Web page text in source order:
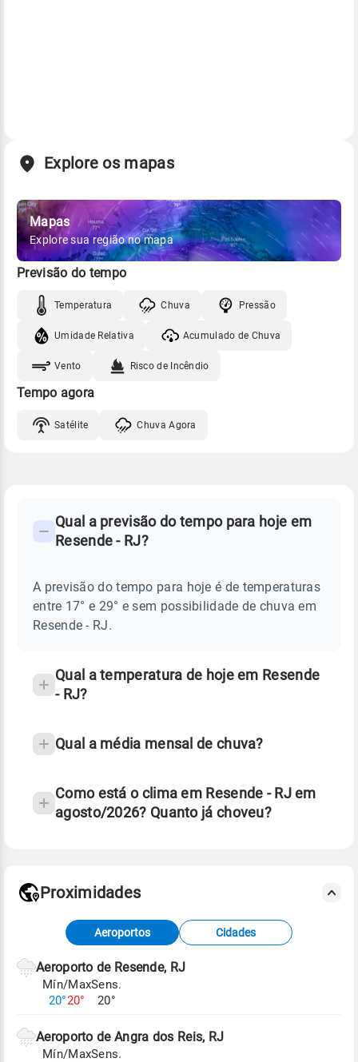
Explore os mapas
Mapas
Explore sua região no mapa
Previsão do tempo
Temperatura Chuva Pressão
Umidade Relativa Acumulado de Chuva
Vento Risco de Incêndio
Tempo agora
Satélite Chuva Agora
PREVISÃO
TEMPO
RESENDE
Perguntas
sobre
chuva
Qual a previsão do tempo para hoje em
Resende - RJ?
A previsão do tempo para hoje é de temperaturas
entre 17° e 29° e sem possibilidade de chuva em
Resende - RJ.
Qual a temperatura de hoje em Resende
- RJ?
Qual a média mensal de chuva?
Como está o clima em Resende - RJ em
agosto/2026? Quanto já choveu?
Fonte: dados combinados de estações
meteorológicas e satélite do Centro de Previsão
de Tempo e Estudos Climáticos (CPTEC).
Para obter mais informações sobre os dados
Proximidades
Aeroportos Cidades
Aeroporto de Resende, RJ
Mín/Max
20°20°
Sens.
20°
Aeroporto de Angra dos Reis, RJ
Mín/MaxSens.